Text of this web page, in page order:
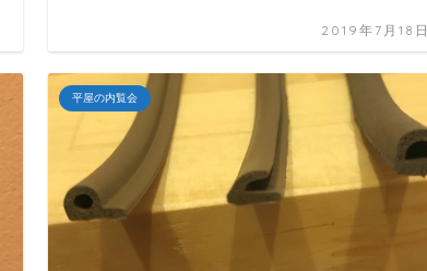
2019年7月18日
平屋の内覧会